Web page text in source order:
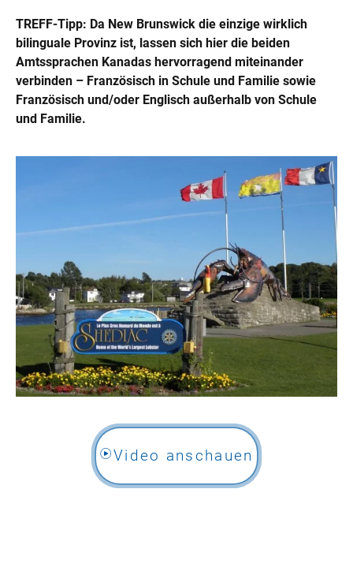
TREFF-Tipp: Da New Brunswick die einzige wirklich
bilinguale Provinz ist, lassen sich hier die beiden
Amtssprachen Kanadas hervorragend miteinander
verbinden – Französisch in Schule und Familie sowie
Französisch und/oder Englisch außerhalb von Schule
und Familie.
Video anschauen